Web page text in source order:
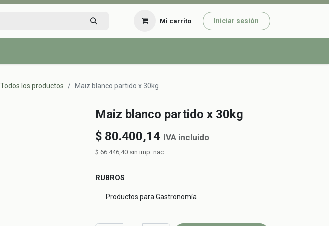
Mi carrito Iniciar sesión
Todos los productos Maiz blanco partido x 30kg
Maiz blanco partido x 30kg
$ 80.400,14 IVA incluido
$ 66.446,40 sin imp. nac.
RUBROS
Productos para Gastronomía